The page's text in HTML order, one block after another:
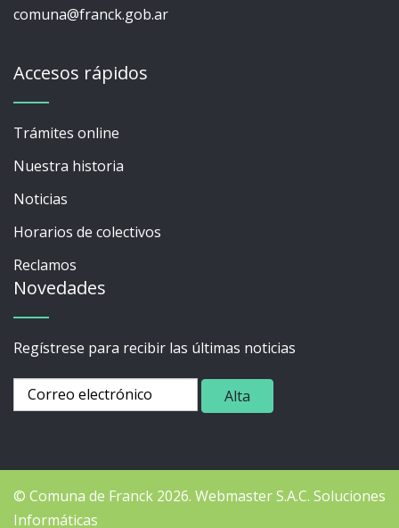
comuna@franck.gob.ar
Accesos rápidos
Trámites online
Nuestra historia
Noticias
Horarios de colectivos
Reclamos
Novedades
Regístrese para recibir las últimas noticias
© Comuna de Franck 2026. WebmasterS.A.C. Soluciones
Informáticas